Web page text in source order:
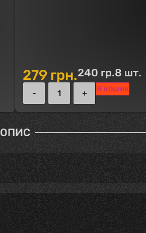
279 грн.240 гр.8 шт.
В кошик
ОПИС